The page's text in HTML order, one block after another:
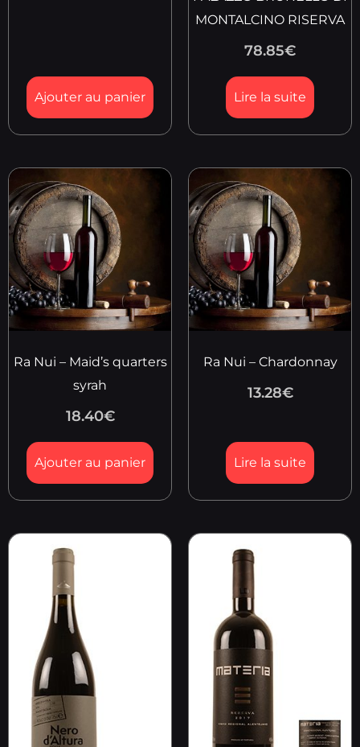
Ajouter au panier
MONTALCINO RISERVA
78.85€
Lire la suite
Ra Nui – Maid’s quarters
syrah
18.40€
Ajouter au panier
Ra Nui – Chardonnay
13.28€
Lire la suite